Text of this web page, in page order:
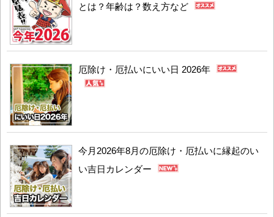
とは？年齢は？数え方など
厄除け・厄払いにいい日 2026年
今月2026年8月の厄除け・厄払いに縁起のい
い吉日カレンダー